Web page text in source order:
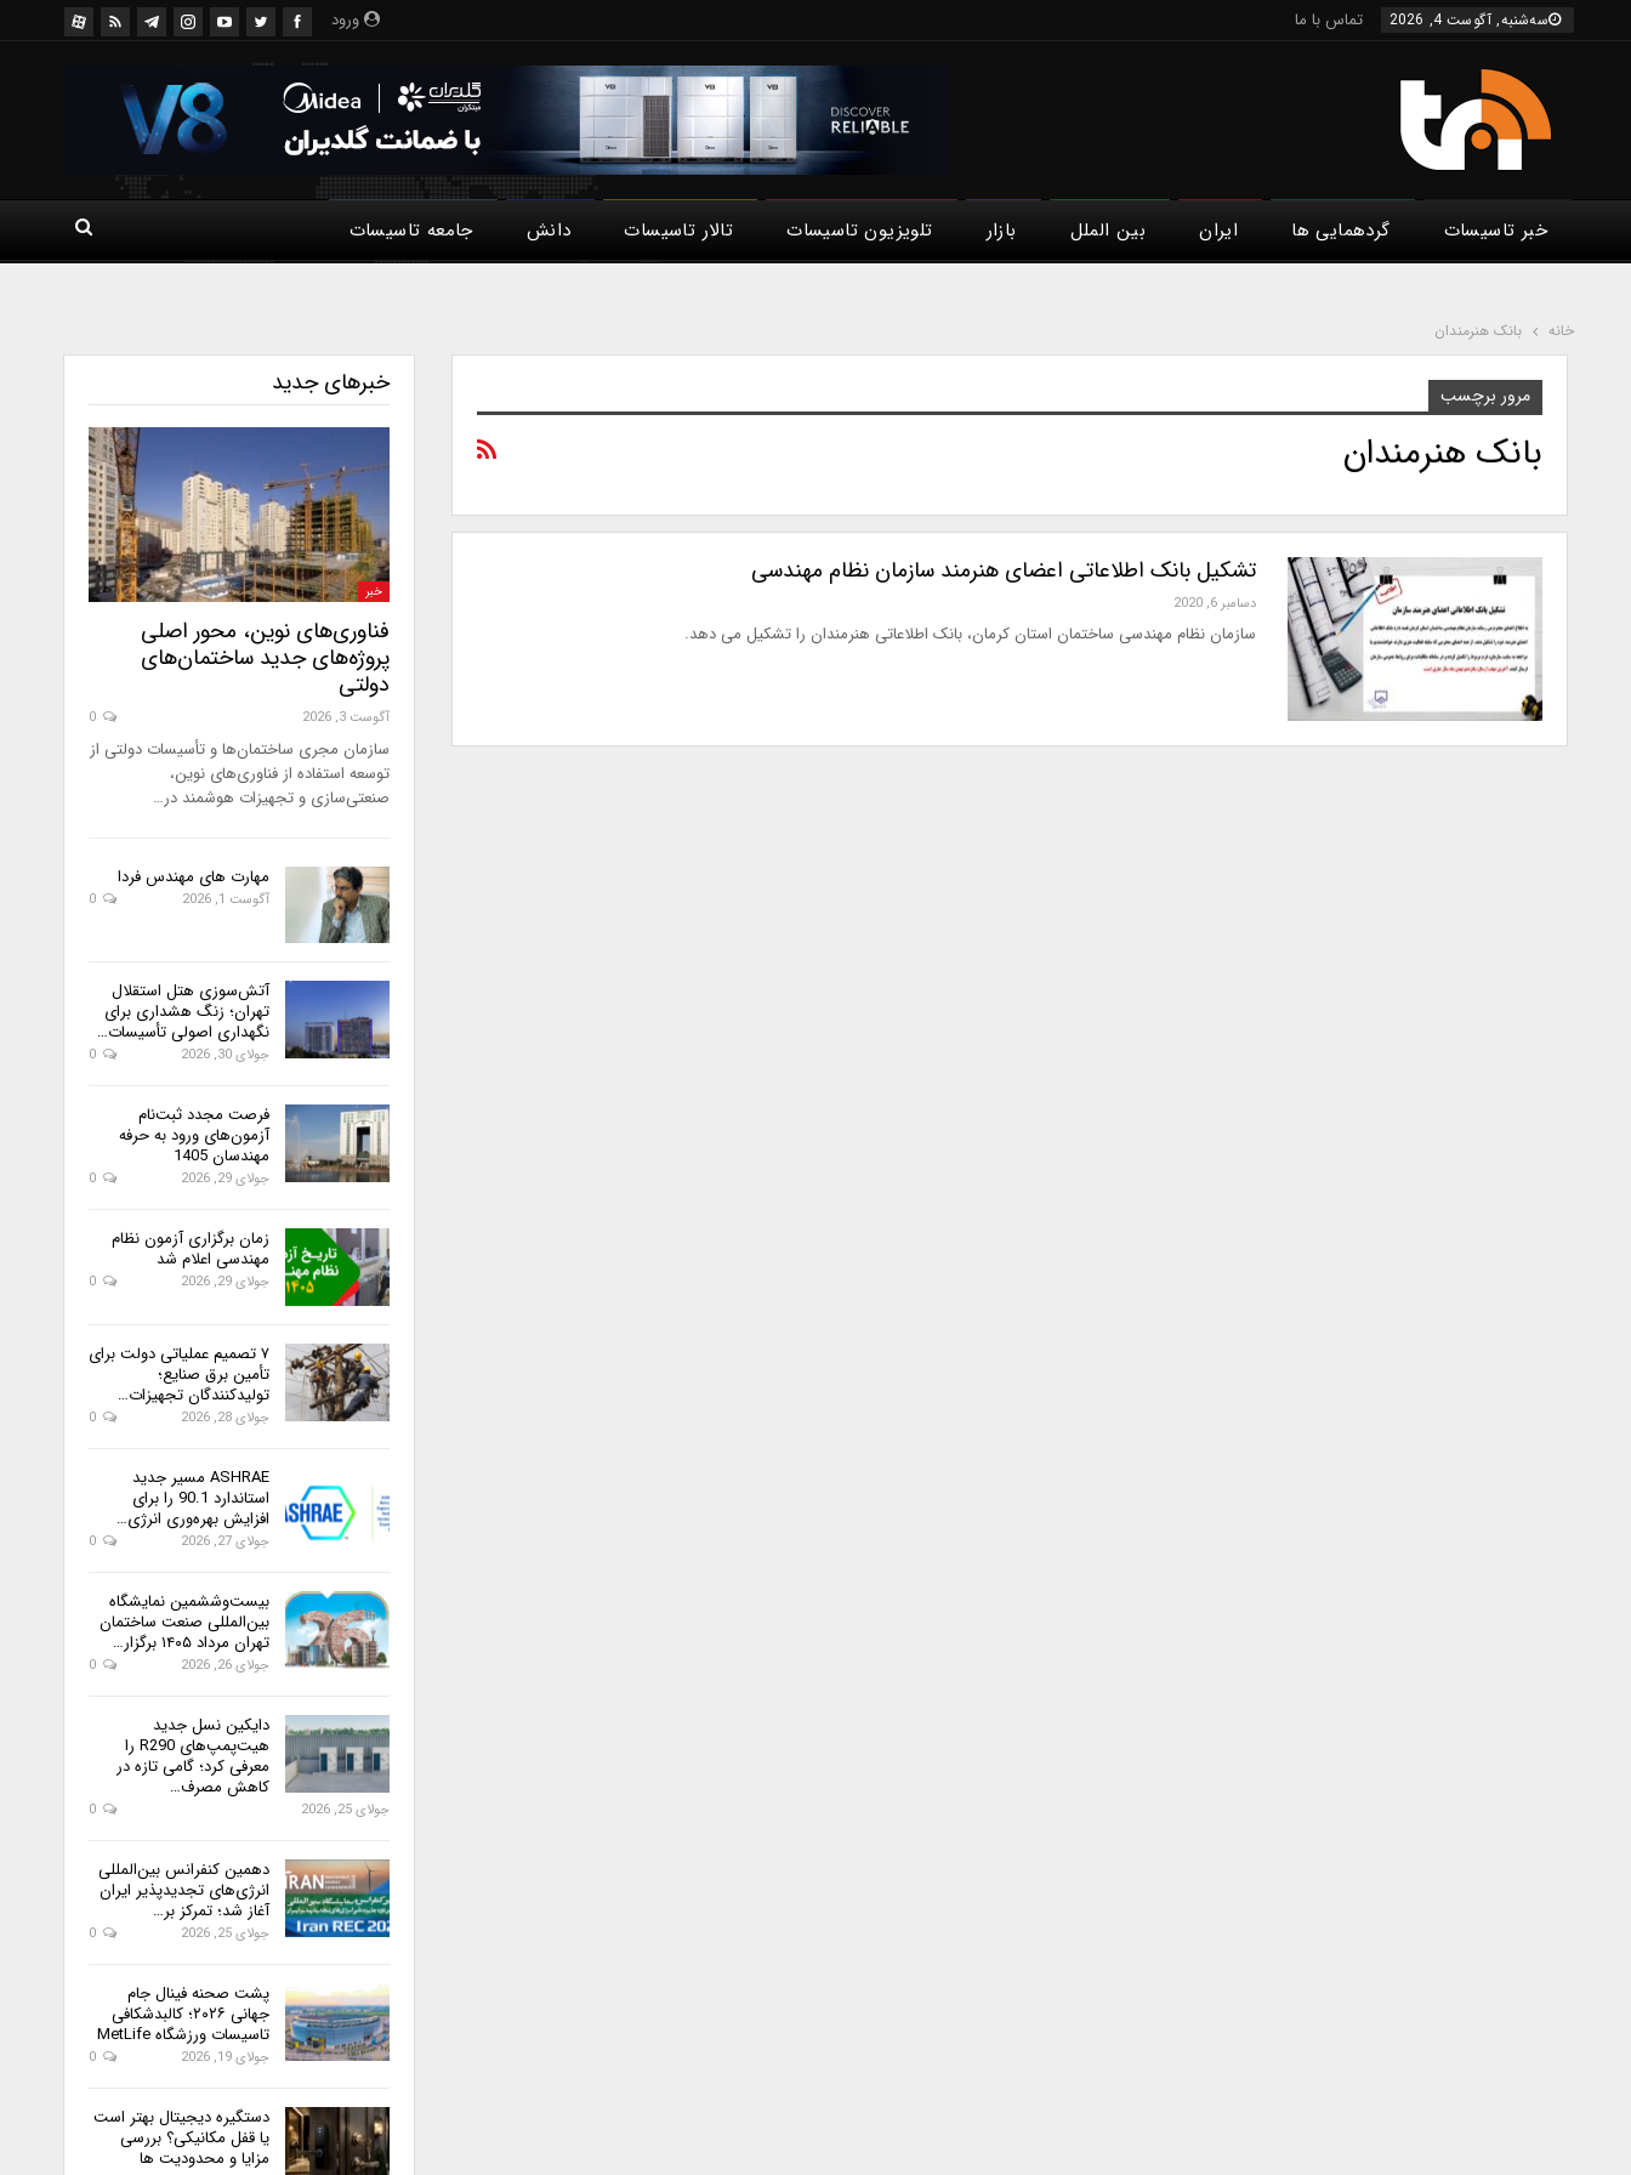
ورود سه‌شنبه, آگوست 4, 2026 تماس با ما
خبر تاسیسات گردهمایی ها ایران بین الملل بازار تلویزیون تاسیسات تالار تاسیسات دانش جامعه تاسیسات
خانه بانک هنرمندان
مرور برچسب
بانک هنرمندان
تشکیل بانک اطلاعاتی اعضای هنرمند سازمان نظام مهندسی
دسامبر 6, 2020
سازمان نظام مهندسی ساختمان استان کرمان، بانک اطلاعاتی هنرمندان را تشکیل می دهد.
خبرهای جدید
خبر
فناوری‌های نوین، محور اصلی
پروژه‌های جدید ساختمان‌های
دولتی
آگوست 3, 2026
سازمان مجری ساختمان‌ها و تأسیسات دولتی از
توسعه استفاده از فناوری‌های نوین،
صنعتی‌سازی و تجهیزات هوشمند در…
مهارت های مهندس فردا
آگوست 1, 2026
آتش‌سوزی هتل استقلال
تهران؛ زنگ هشداری برای
نگهداری اصولی تأسیسات…
جولای 30, 2026
فرصت مجدد ثبت‌نام
آزمون‌های ورود به حرفه
مهندسان 1405
جولای 29, 2026
زمان برگزاری آزمون نظام
مهندسی اعلام شد
جولای 29, 2026
۷ تصمیم عملیاتی دولت برای
تأمین برق صنایع؛
تولیدکنندگان تجهیزات…
جولای 28, 2026
ASHRAE مسیر جدید
استاندارد 90.1 را برای
افزایش بهره‌وری انرژی…
جولای 27, 2026
بیست‌وششمین نمایشگاه
بین‌المللی صنعت ساختمان
تهران مرداد ۱۴۰۵ برگزار…
جولای 26, 2026
دایکین نسل جدید
هیت‌پمپ‌های R290 را
معرفی کرد؛ گامی تازه در
کاهش مصرف…
جولای 25, 2026
دهمین کنفرانس بین‌المللی
انرژی‌های تجدیدپذیر ایران
آغاز شد؛ تمرکز بر…
جولای 25, 2026
پشت صحنه فینال جام
جهانی ۲۰۲۶؛ کالبدشکافی
تاسیسات ورزشگاه MetLife
جولای 19, 2026
دستگیره دیجیتال بهتر است
یا قفل مکانیکی؟ بررسی
مزایا و محدودیت ها